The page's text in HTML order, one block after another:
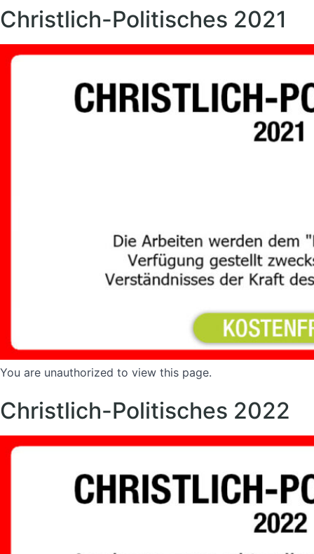
Christlich-Politisches 2021
You are unauthorized to view this page.
Christlich-Politisches 2022